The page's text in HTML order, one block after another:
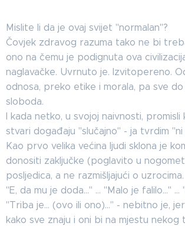
Mislite li da je ovaj svijet "normalan"?
Čovjek zdravog razuma tako ne bi
ono na čemu je podignuta ova
naglavačke. Uvrnuto je. Izvitopereno.
odnosa, preko etike i morala, pa sve do
sloboda.
I kada netko, u svojoj naivnosti, promisli
stvari događaju "slučajno" - ja tvrdim "ni
Kao prvo velika većina ljudi sklona je
donositi zaključke (poglavito u
posljedica, a ne razmišljajući o uzrocima.
"E, da mu je doda..." ... "Malo je falilo..." ...
"Triba je... (ovo ili ono)..." - nebitno je,
kako sve znaju i oni bi na mjestu nekog